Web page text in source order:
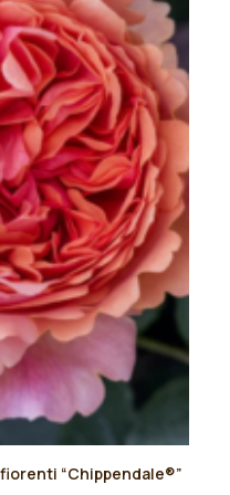
“Chippendale®”